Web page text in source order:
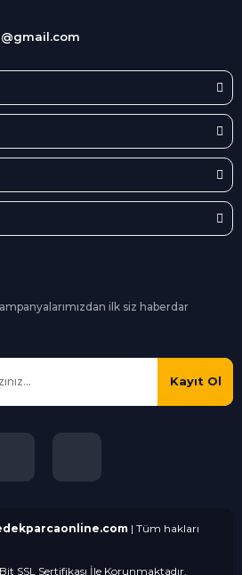
ilk siz haberdar
Kayıt Ol
| Tüm hakları
SSL Sertifikası İle Korunmaktadır.